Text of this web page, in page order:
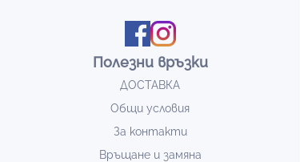
Полезни връзки
ДОСТАВКА
Общи условия
За контакти
Връщане и замяна